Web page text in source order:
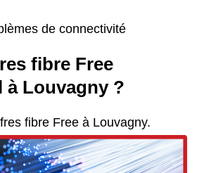
de connectivité
fibre Free
à Louvagny ?
fibre Free à Louvagny.